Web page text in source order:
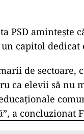
PSD amintește
un capitol dedicat
de sectoare,
ca elevii să nu
a concluzionat